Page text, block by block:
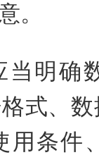
。
当明确
式、
用条件